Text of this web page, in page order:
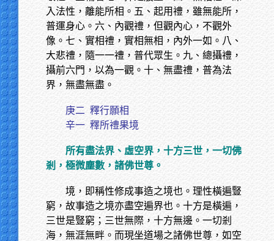
入法性，離能所相。五、起用禮，雖無能所，
普運身心。六、內觀禮，但觀內心，不觀外
像。七、實相禮，實相無相，內外一如。八、
大悲禮，隨一一禮，普代眾生。九、總攝禮，
攝前六門，以為一觀。十、無盡禮，普為法
界，無盡無盡。
庚二 釋行願相
辛一 釋所禮果境
所有盡法界、虛空界，十方三世，一切佛
剎，極微塵數，諸佛世尊。
境，即稱性修成事造之境也。理性橫遍豎
窮，故事造之境亦盡空遍界也。十方是橫遍，
三世是豎窮；三世無際，十方無邊。一切剎
海，無涯無畔。而現坐道場之諸佛世尊，如空